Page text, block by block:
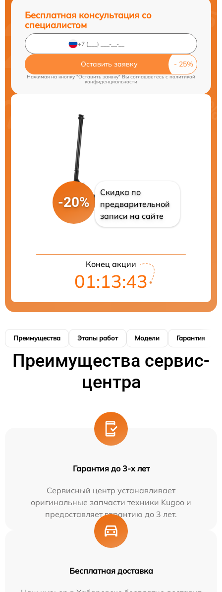
Бесплатная консультация со
специалистом
Оставить заявку
Нажимая на кнопку "Оставить заявку" Вы соглашаетесь cполитикой
конфиденциальности
-20%
Скидка по
предварительной
записи на сайте
Конец акции
01:13:42
Преимущества Этапы работ Модели Гарантия
Преимущества сервис-
центра
Гарантия до 3-х лет
Сервисный центр устанавливает
оригинальные запчасти техники Kugoo и
предоставляет гарантию до 3 лет.
Бесплатная доставка